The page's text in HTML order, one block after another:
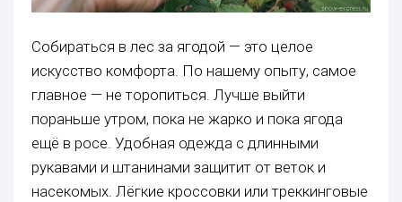
Собираться в лес за ягодой — это целое
искусство комфорта. По нашему опыту, самое
главное — не торопиться. Лучше выйти
пораньше утром, пока не жарко и пока ягода
ещё в росе. Удобная одежда с длинными
рукавами и штанинами защитит от веток и
насекомых. Лёгкие кроссовки или треккинговые